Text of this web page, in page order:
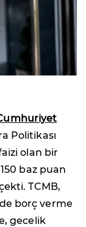
Politikası
olan bir
baz puan
TCMB,
borç verme
gecelik